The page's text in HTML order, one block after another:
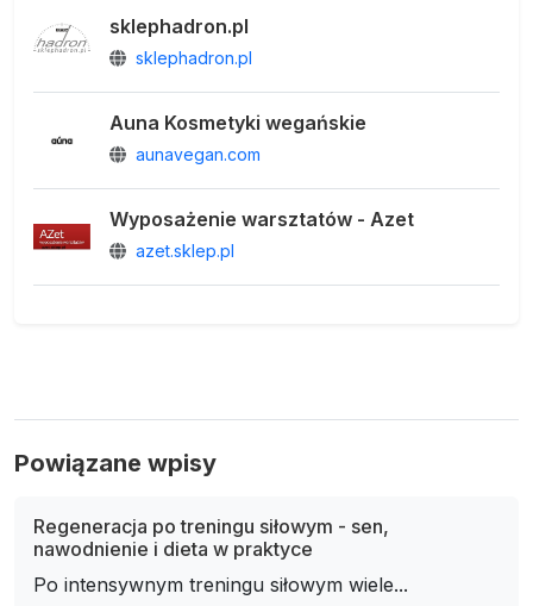
sklephadron.pl
sklephadron.pl
Auna Kosmetyki wegańskie
aunavegan.com
Wyposażenie warsztatów - Azet
azet.sklep.pl
Powiązane wpisy
Regeneracja po treningu siłowym - sen,
nawodnienie i dieta w praktyce
Po intensywnym treningu siłowym wiele...